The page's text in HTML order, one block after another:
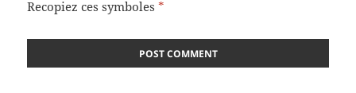
Recopiez ces symboles *